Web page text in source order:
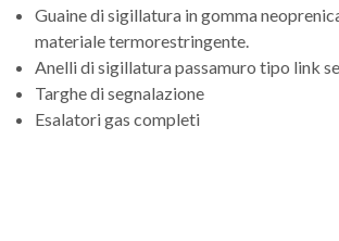
Guaine di sigillatura in gomma
materiale termorestringente.
Anelli di sigillatura passamuro tipo link
Targhe di segnalazione
Esalatori gas completi